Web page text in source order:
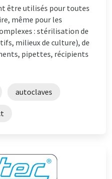
être utilisés pour toutes
même pour les
: stérilisation de
milieux de culture), de
pipettes, récipients
autoclaves